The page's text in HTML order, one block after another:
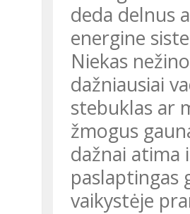
deda delnus
energine
Niekas
dažniausiai
stebuklas ar
žmogus
dažnai atima
paslaptingas
vaikystėje